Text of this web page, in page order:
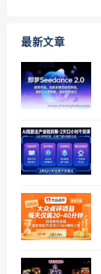
最新文章